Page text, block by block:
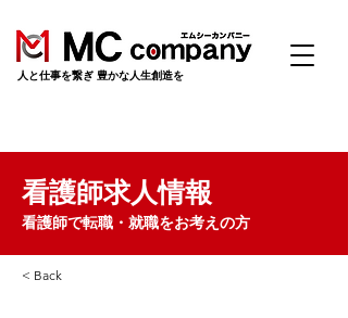
​人と仕事を繋ぎ 豊かな人生創造を
看護師求人情報
看護師で転職・就職をお考えの方
< Back